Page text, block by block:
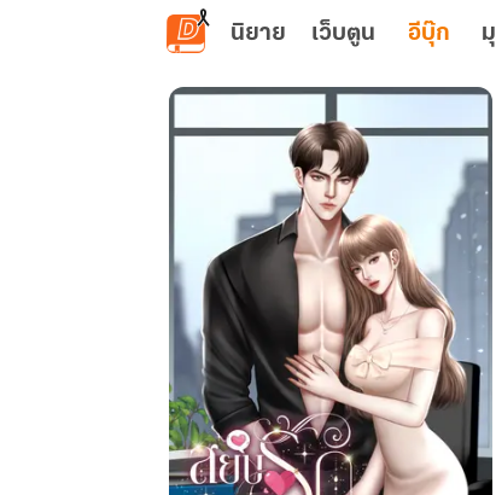
ข้ามไปยังเนื้อหาหลัก
นิยาย เว็บตูน อีบุ๊ก